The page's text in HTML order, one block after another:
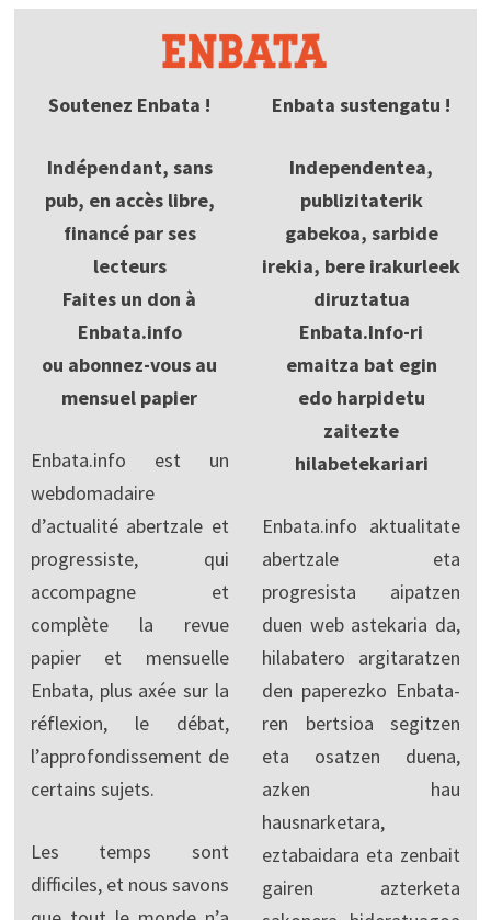
Soutenez Enbata !
Indépendant, sans
pub, en accès libre,
financé par ses
lecteurs
Faites un don à
Enbata.info
ou abonnez-vous au
mensuel papier
Enbata.info est un
webdomadaire
d’actualité abertzale et
progressiste, qui
accompagne et
complète la revue
papier et mensuelle
Enbata, plus axée sur la
réflexion, le débat,
l’approfondissement de
certains sujets.
Les temps sont
difficiles, et nous savons
Enbata sustengatu !
Independentea,
publizitaterik
gabekoa, sarbide
irekia, bere irakurleek
diruztatua
Enbata.Info-ri
emaitza bat egin
edo harpidetu
zaitezte
hilabetekariari
Enbata.info aktualitate
abertzale eta
progresista aipatzen
duen web astekaria da,
hilabatero argitaratzen
den paperezko Enbata-
ren bertsioa segitzen
eta osatzen duena,
azken hau
hausnarketara,
eztabaidara eta zenbait
gairen azterketa